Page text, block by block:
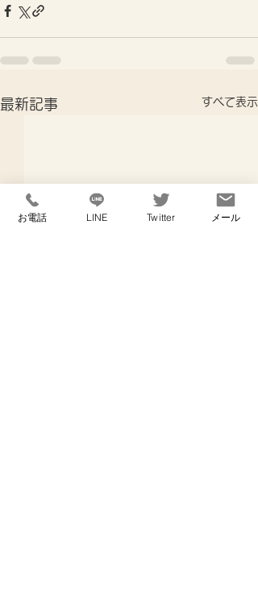
最新記事 すべて表示
お電話 LINE Twitter メール